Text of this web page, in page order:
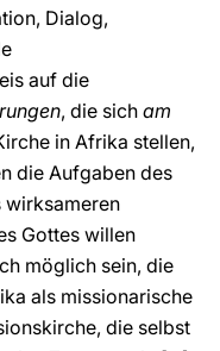
Dialog,
auf die
, die sich am
in Afrika stellen,
die Aufgaben des
wirksameren
Gottes willen
möglich sein, die
als missionarische
die selbst